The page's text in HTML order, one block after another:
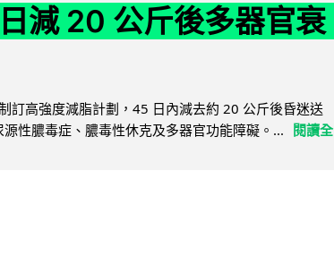
減 20 公斤後多器官衰
訂高強度減脂計劃，45 日內減去約 20 公斤後昏迷送
性膿毒症、膿毒性休克及多器官功能障礙。...
閱讀全